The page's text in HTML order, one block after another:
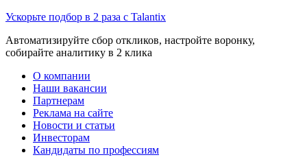
Ускорьте подбор в 2 раза с Talantix
Автоматизируйте сбор откликов, настройте воронку,
собирайте аналитику в 2 клика
О компании
Наши вакансии
Партнерам
Реклама на сайте
Новости и статьи
Инвесторам
Кандидаты по профессиям